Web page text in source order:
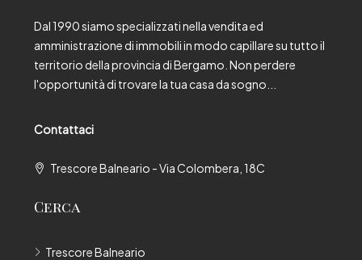
Dal 1990 siamo specializzati nella vendita ed
amministrazione di immobili in modo capillare su tutto il
territorio della provincia di Bergamo. Non perdere
l'opportunità di trovare la tua casa da sogno...
Contattaci
Trescore Balneario - Via Colombera, 18C
Cerca
Trescore Balneario